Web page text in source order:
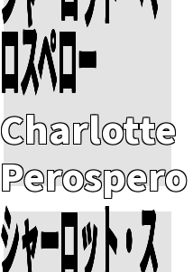
ロスペロー
Charlotte
Perospero
シャーロット・ス
Add To Cart